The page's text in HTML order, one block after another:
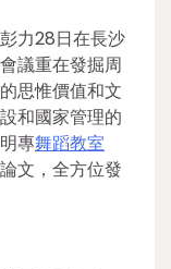
力28日在長沙
議重在發掘周
思惟價值和文
和國家管理的
專舞蹈教室
文，全方位發